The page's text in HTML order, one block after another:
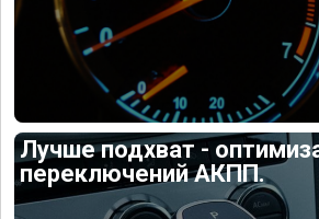
Лучше подхват -
переключений АКПП.